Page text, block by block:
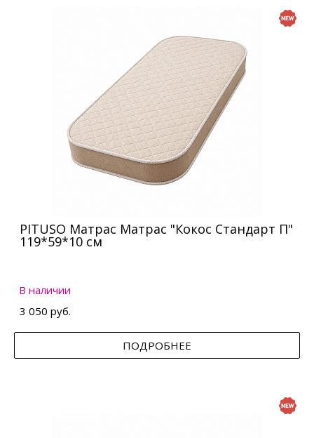
PITUSO Матрас Матрас "Кокос Стандарт П"
119*59*10 см
В наличии
3 050 руб.
ПОДРОБНЕЕ